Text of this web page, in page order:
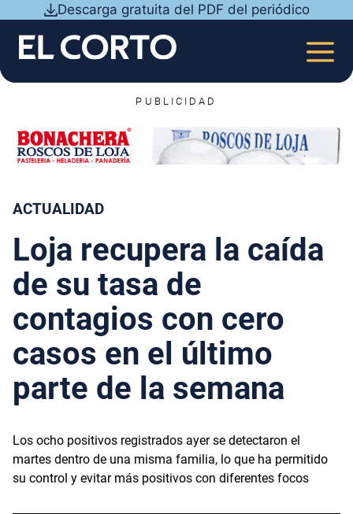
contenido
Descarga gratuita del PDF del periódico
PUBLICIDAD
ACTUALIDAD
Loja recupera la caída
de su tasa de
contagios con cero
casos en el último
parte de la semana
Los ocho positivos registrados ayer se detectaron el
martes dentro de una misma familia, lo que ha permitido
su control y evitar más positivos con diferentes focos